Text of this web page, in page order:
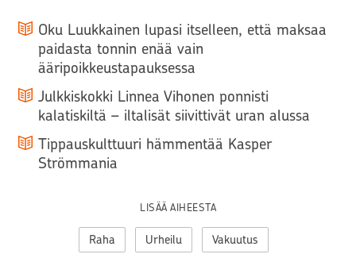
Oku Luukkainen lupasi itselleen, että maksaa
paidasta tonnin enää vain
ääripoikkeustapauksessa
Julkkiskokki Linnea Vihonen ponnisti
kalatiskiltä – iltalisät siivittivät uran alussa
Tippauskulttuuri hämmentää Kasper
Strömmania
LISÄÄ AIHEESTA
Raha Urheilu Vakuutus